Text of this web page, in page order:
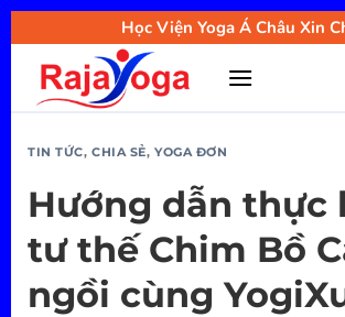
Bỏ
qua
nội
Học Viện Yoga Á Châu Xin
TIN TỨC,CHIA SẺ,YOGA ĐƠN
Hướng dẫn thực
tư thế Chim Bồ
ngồi cùng